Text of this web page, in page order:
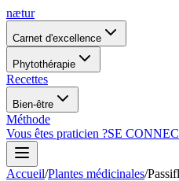
nætur
Carnet d'excellence
Phytothérapie
Recettes
Bien-être
Méthode
Vous êtes praticien ?SE
Accueil/Plantes médicinales/